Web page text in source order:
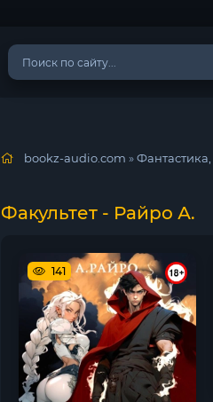
bookz-audio.com »
Факультет - Райро А.
141